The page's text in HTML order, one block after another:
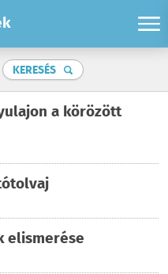
KERESÉS
a körözött
elismerése